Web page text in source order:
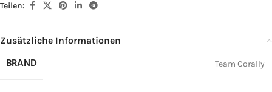
Teilen:
Zusätzliche Informationen
BRAND Team Corally